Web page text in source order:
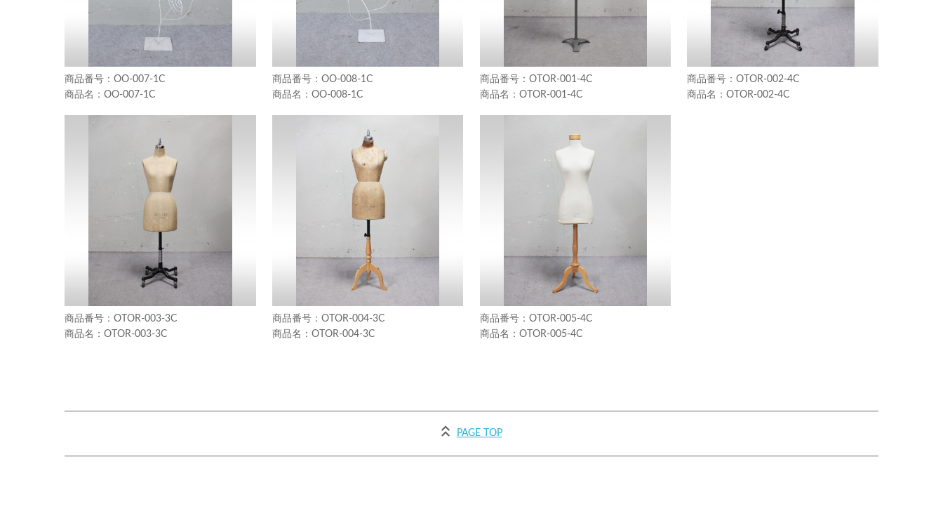
OO-007-1C
OO-007-1C
OO-008-1C
OO-008-1C
OTOR-001-4C
OTOR-001-4C
OTOR-002-4C
OTOR-002-4C
OTOR-003-3C
OTOR-003-3C
OTOR-004-3C
OTOR-004-3C
OTOR-005-4C
OTOR-005-4C
PAGE TOP